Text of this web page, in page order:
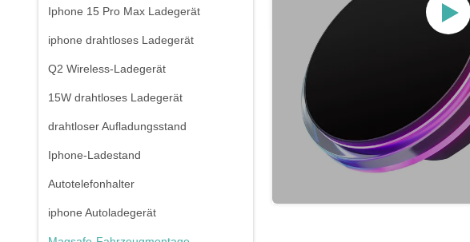
Iphone 15 Pro Max Ladegerät
iphone drahtloses Ladegerät
Q2 Wireless-Ladegerät
15W drahtloses Ladegerät
drahtloser Aufladungsstand
Iphone-Ladestand
Autotelefonhalter
iphone Autoladegerät